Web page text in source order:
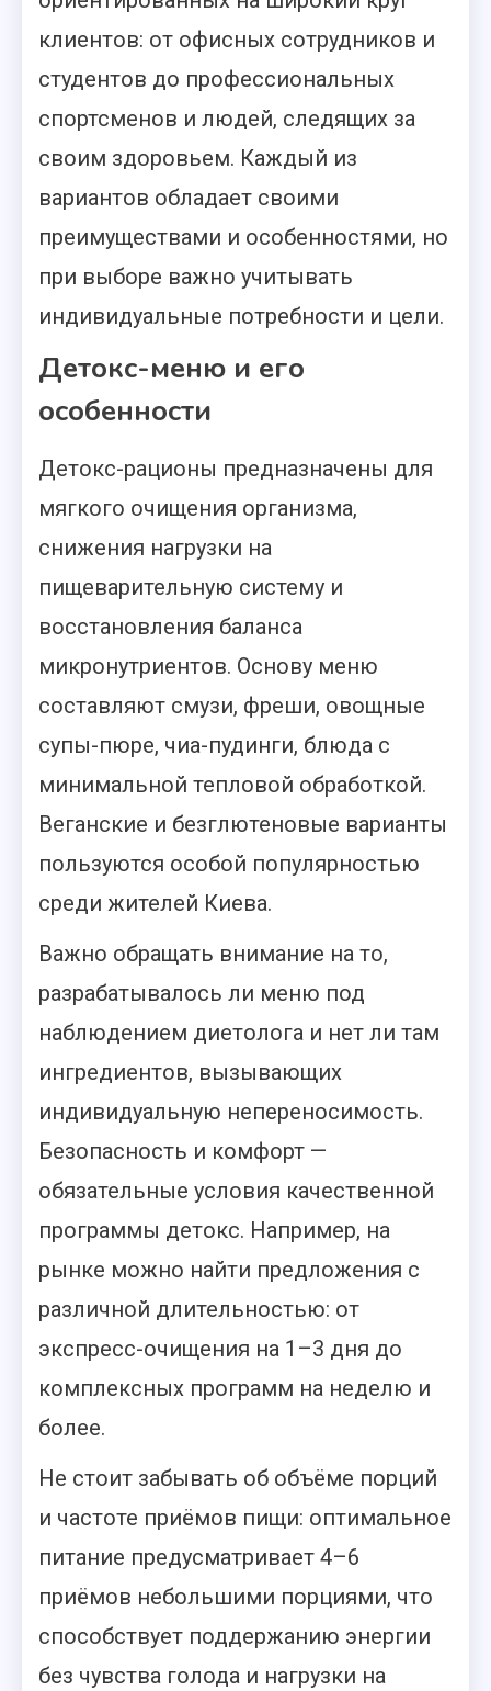
клиентов: от офисных сотрудников и
студентов до профессиональных
спортсменов и людей, следящих за
своим здоровьем. Каждый из
вариантов обладает своими
преимуществами и особенностями, но
при выборе важно учитывать
индивидуальные потребности и цели.
Детокс-меню и его
особенности
Детокс-рационы предназначены для
мягкого очищения организма,
снижения нагрузки на
пищеварительную систему и
восстановления баланса
микронутриентов. Основу меню
составляют смузи, фреши, овощные
супы-пюре, чиа-пудинги, блюда с
минимальной тепловой обработкой.
Веганские и безглютеновые варианты
пользуются особой популярностью
среди жителей Киева.
Важно обращать внимание на то,
разрабатывалось ли меню под
наблюдением диетолога и нет ли там
ингредиентов, вызывающих
индивидуальную непереносимость.
Безопасность и комфорт —
обязательные условия качественной
программы детокс. Например, на
рынке можно найти предложения с
различной длительностью: от
экспресс-очищения на 1–3 дня до
комплексных программ на неделю и
более.
Не стоит забывать об объёме порций
и частоте приёмов пищи: оптимальное
питание предусматривает 4–6
приёмов небольшими порциями, что
способствует поддержанию энергии
без чувства голода и нагрузки на